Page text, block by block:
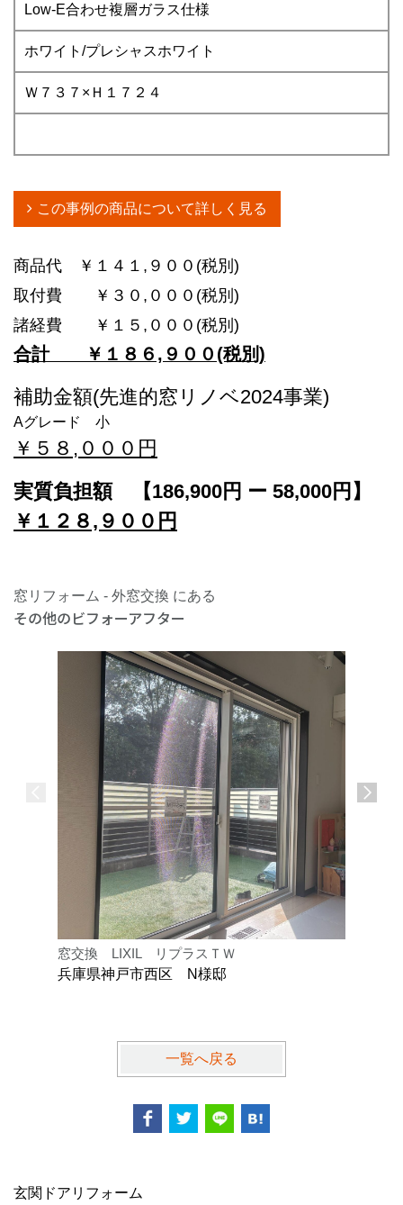
Low-E合わせ複層ガラス仕様
ホワイト/プレシャスホワイト
Ｗ７３７×Ｈ１７２４
この事例の商品について詳しく見る
商品代 ￥１４１,９００(税別)
取付費 ￥３０,０００(税別)
諸経費 ￥１５,０００(税別)
合計 ￥１８６,９００(税別)
補助金額(先進的窓リノベ2024事業)
Aグレード 小
￥５８,０００円
実質負担額 【186,900円 ー 58,000円】
￥１２８,９００円
窓リフォーム - 外窓交換 にある
その他のビフォーアフター
窓交換 LIXIL リプラスＴＷ
兵庫県神戸市西区 N様邸
一覧へ戻る
玄関ドアリフォーム